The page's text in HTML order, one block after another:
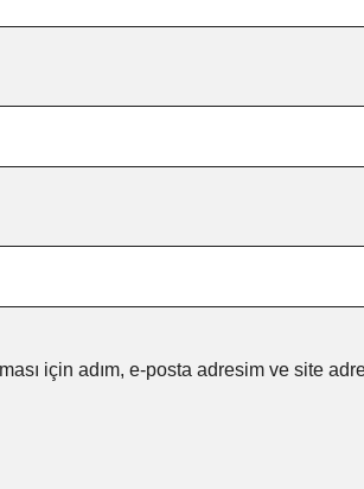
için adım, e-posta adresim ve site